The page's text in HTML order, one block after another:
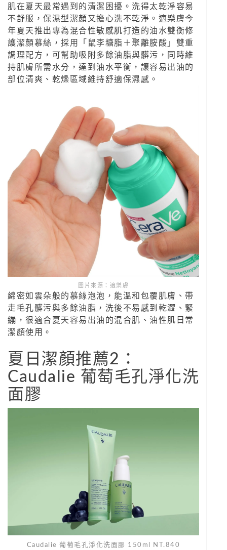
肌在夏天最常遇到的清潔困擾。洗得太乾淨容易
不舒服，保濕型潔顏又擔心洗不乾淨。適樂膚今
年夏天推出專為混合性敏感肌打造的油水雙衡修
護潔顏慕絲，採用「鼠李糖脂＋聚離胺酸」雙重
調理配方，可幫助吸附多餘油脂與髒污，同時維
持肌膚所需水分，達到油水平衡，讓容易出油的
部位清爽、乾燥區域維持舒適保濕感。
圖片來源：適樂膚
綿密如雲朵般的慕絲泡泡，能溫和包覆肌膚、帶
走毛孔髒污與多餘油脂，洗後不易感到乾澀、緊
繃，很適合夏天容易出油的混合肌、油性肌日常
潔顏使用。
夏日潔顏推薦2：
Caudalie 葡萄毛孔淨化洗
面膠
Caudalie 葡萄毛孔淨化洗面膠 150ml NT.840